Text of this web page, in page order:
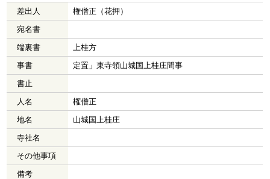
差出人
権僧正（花押）
宛名書
端裏書
上桂方
事書
定置」東寺領山城国上桂庄間事
書止
人名
権僧正
地名
山城国上桂庄
寺社名
その他事項
備考